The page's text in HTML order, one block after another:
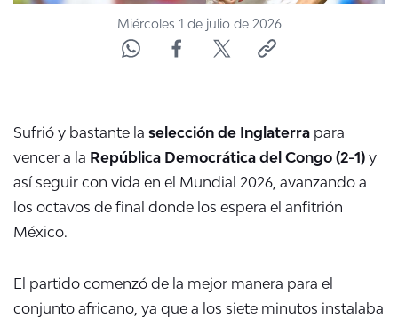
ÁREA DE PROYECTOS
Miércoles 1 de julio de 2026
Sufrió y bastante la selección de Inglaterra para
vencer a la República Democrática del Congo (2-1) y
así seguir con vida en el Mundial 2026, avanzando a
los octavos de final donde los espera el anfitrión
México.
El partido comenzó de la mejor manera para el
conjunto africano, ya que a los siete minutos instalaba